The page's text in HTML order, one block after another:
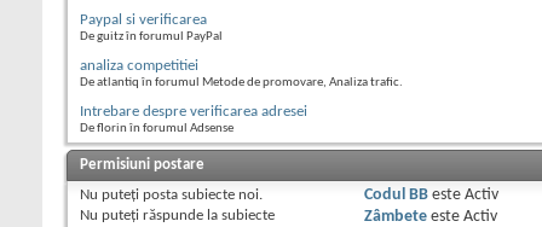
Paypal si verificarea
De guitz în forumul PayPal
analiza competitiei
De atlantiq în forumul Metode de promovare, Analiza trafic.
Intrebare despre verificarea adresei
De florin în forumul Adsense
Permisiuni postare
Nu puteţi posta subiecte noi.
Nu puteţi răspunde la subiecte
Codul BBeste Activ
Zâmbeteeste Activ